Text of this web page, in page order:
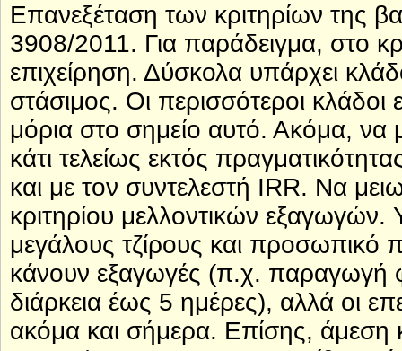
Επανεξέταση των κριτηρίων της
3908/2011. Για παράδειγμα, στο
επιχείρηση. Δύσκολα υπάρχει
στάσιμος. Οι περισσότεροι κλάδοι
μόρια στο σημείο αυτό. Ακόμα, να
κάτι τελείως εκτός
και με τον συντελεστή IRR. Να
κριτηρίου μελλοντικών εξαγωγών.
μεγάλους τζίρους και
κάνουν εξαγωγές (π.χ. παραγωγή
διάρκεια έως 5 ημέρες), αλλά οι
ακόμα και σήμερα. Επίσης,